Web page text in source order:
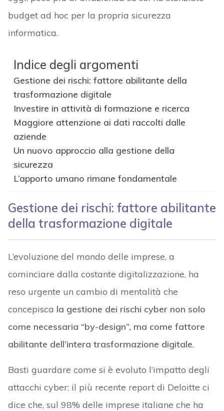
budget ad hoc per la propria sicurezza
informatica.
Indice degli argomenti
Gestione dei rischi: fattore abilitante della
trasformazione digitale
Investire in attività di formazione e ricerca
Maggiore attenzione ai dati raccolti dalle
aziende
Un nuovo approccio alla gestione della
sicurezza
L’apporto umano rimane fondamentale
Gestione dei rischi: fattore abilitante
della trasformazione digitale
L’evoluzione del mondo delle imprese, a
cominciare dalla costante digitalizzazione, ha
reso urgente un cambio di mentalità che
concepisca la gestione dei rischi cyber non solo
come necessaria “by-design”, ma come fattore
abilitante dell’intera trasformazione digitale.
Basti guardare come si è evoluto l’impatto degli
attacchi cyber: il più recente report di Deloitte ci
dice che, sul 98% delle imprese italiane che ha